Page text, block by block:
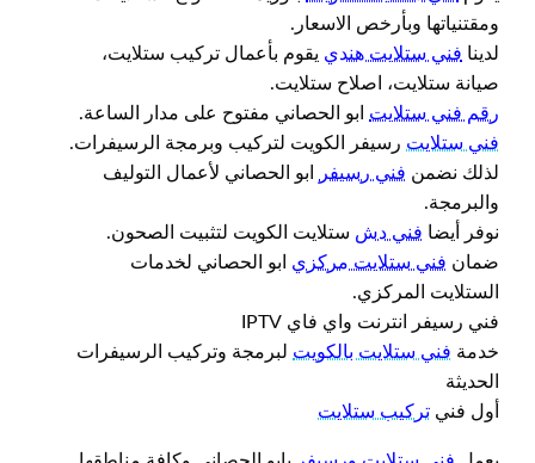
ومقتنياتها وبأرخص الاسعار.
لدينا فني ستلايت هندي يقوم بأعمال تركيب ستلايت،
صيانة ستلايت، اصلاح ستلايت.
رقم فني ستلايت ابو الحصاني مفتوح على مدار الساعة.
فني ستلايت رسيفر الكويت لتركيب وبرمجة الرسيفرات.
لذلك نضمن فني رسيفر
ابو الحصاني لأعمال التوليف
والبرمجة.
نوفر أيضا فني دش ستلايت الكويت لتثبيت الصحون.
ضمان فني ستلايت مركزي ابو الحصاني لخدمات
الستلايت المركزي.
فني رسيفر انترنت واي فاي IPTV
خدمة فني ستلايت بالكويت لبرمجة وتركيب الرسيفرات
الحديثة
أول فني تركيب ستلايت